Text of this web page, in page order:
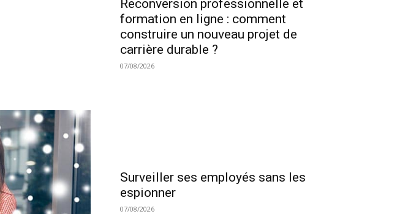
Reconversion professionnelle et
formation en ligne : comment
construire un nouveau projet de
carrière durable ?
07/08/2026
Surveiller ses employés sans les
espionner
07/08/2026